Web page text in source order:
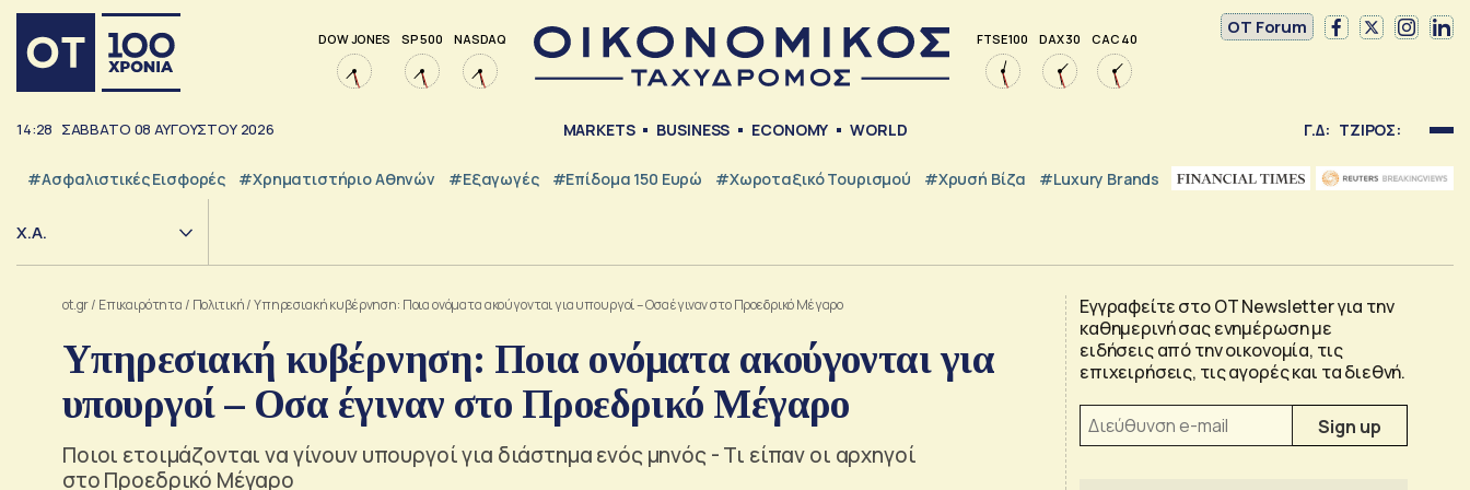
DOW JONES SP 500 NASDAQ FTSE 100 DAX 30 CAC 40
OT Forum
14:28 ΣΑΒΒΑΤΟ 08 ΑΥΓΟΥΣΤΟΥ 2026 MARKETS BUSINESS ECONOMY WORLD Γ.Δ: ΤΖΙΡΟΣ:
#Ασφαλιστικές Εισφορές #Χρηματιστήριο Αθηνών #εξαγωγές #Επίδομα 150 Ευρώ #Χωροταξικό Τουρισμού #Χρυσή Βίζα #luxury Brands
Χ.Α.
ot.gr/ Επικαιρότητα / Πολιτική/Υπηρεσιακή κυβέρνηση: Ποια ονόματα ακούγονται για υπουργοί – Οσα έγιναν στο Προεδρικό Μέγαρο
Υπηρεσιακή κυβέρνηση: Ποια ονόματα ακούγονται για
υπουργοί – Οσα έγιναν στο Προεδρικό Μέγαρο
Ποιοι ετοιμάζονται να γίνουν υπουργοί για διάστημα ενός μηνός - Τι είπαν οι αρχηγοί
στο Προεδρικό Μέγαρο
Εγγραφείτε στο OT Newsletter για την
καθημερινή σας ενημέρωση με
ειδήσεις από την οικονομία, τις
επιχειρήσεις, τις αγορές και τα διεθνή.